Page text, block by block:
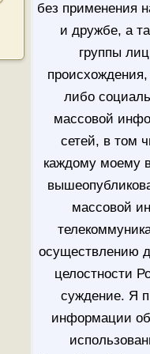
без применения
и дружбе, а
группы
либо
массовой
сетей, в том
каждому моему
массовой
осуществлению
целостности
суждение. Я
информации